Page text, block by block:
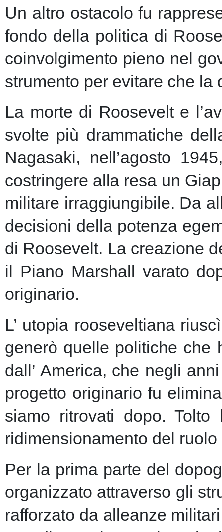
Un altro ostacolo fu
fondo della politica di
coinvolgimento pieno nel
strumento per evitare che
La morte di Roosevelt e
svolte più drammatiche
Nagasaki, nell’agosto
costringere alla resa un
militare irraggiungibile. Da
decisioni della potenza
di Roosevelt. La creazione
il Piano Marshall varato
originario.
L’ utopia rooseveltiana
generò quelle politiche che
dall’ America, che negli
progetto originario fu
siamo ritrovati dopo.
ridimensionamento del
Per la prima parte del
organizzato attraverso gli
rafforzato da alleanze